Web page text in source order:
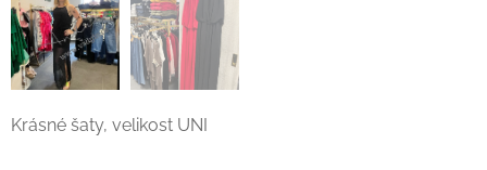
Krásné šaty, velikost UNI